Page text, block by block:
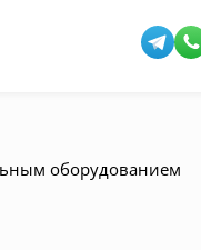
оборудованием